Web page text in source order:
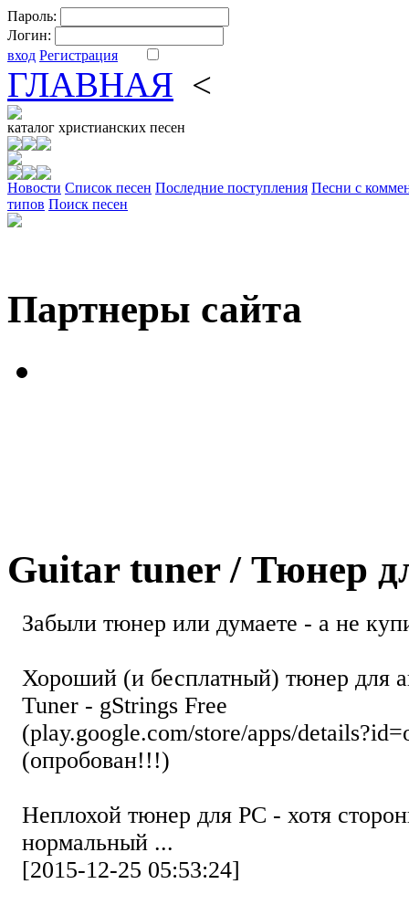
Пароль:
Логин:
вход Регистрация
ГЛАВНАЯ <
каталог христианских песен
Новости Cписок песен Последние поступления Песни с
типов Поиск песен
Партнеры сайта
Guitar tuner / Тюнер
Забыли тюнер или думаете - а не
Хороший (и бесплатный) тюнер для
Tuner - gStrings Free
(play.google.com/store/apps/
(опробован!!!)
Неплохой тюнер для РС - хотя
нормальный ...
[2015-12-25 05:53:24]